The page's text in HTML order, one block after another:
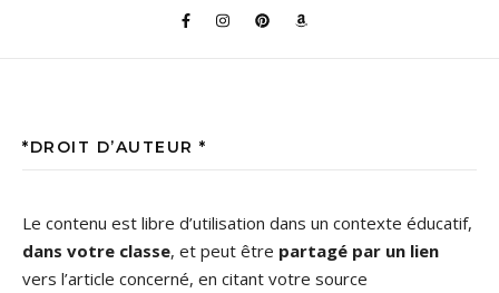
*DROIT D’AUTEUR *
Le contenu est libre d’utilisation dans un contexte éducatif,
dans votre classe, et peut être partagé par un lien
vers l’article concerné, en citant votre source